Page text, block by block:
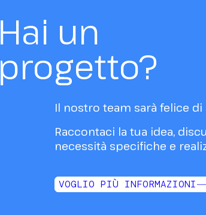
Hai un
progetto?
Il nostro team sarà felice di
Raccontaci la tua idea,
necessità specifiche e
VOGLIO PIÙ INFORMAZIONI